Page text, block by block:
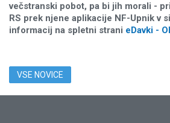
večstranski pobot, pa bi jih morali -
RS prek njene aplikacije NF-Upnik v
informacij na spletni strani eDavki -
VSE NOVICE